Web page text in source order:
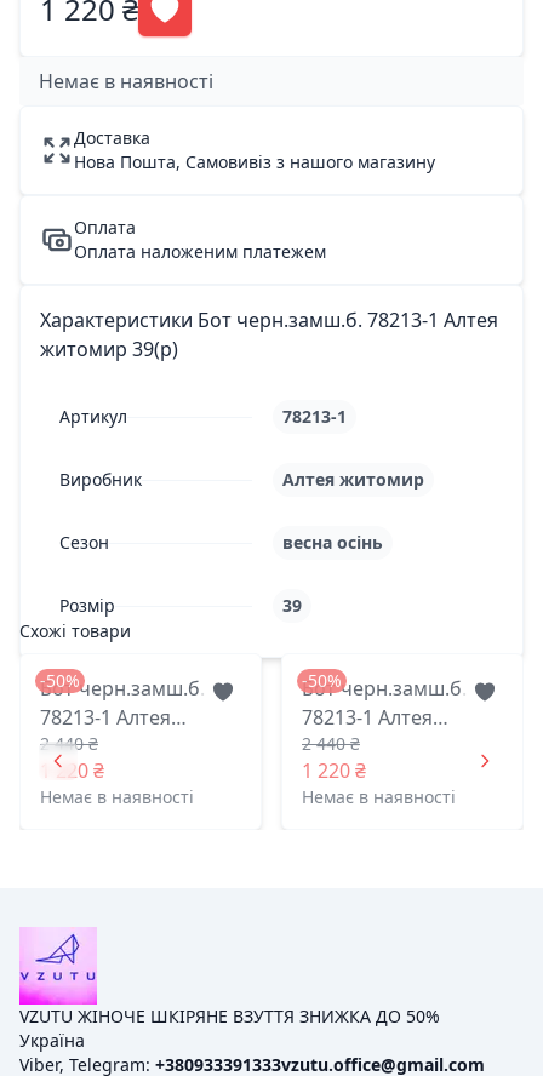
1 220 ₴
Немає в наявності
Доставка
Нова Пошта, Самовивіз з нашого магазину
Оплата
Оплата наложеним платежем
Характеристики Бот черн.замш.б. 78213-1 Алтея
житомир 39(р)
Артикул 78213-1
Виробник Алтея житомир
Сезон весна осінь
Розмір
39
Схожі товари
-50%
Бот черн.замш.б.
78213-1 Алтея
житомир 38(р)
2 440 ₴
1 220 ₴
Немає в наявності
-50%
Бот черн.замш.б.
78213-1 Алтея
житомир 40(р)
2 440 ₴
1 220 ₴
Немає в наявності
VZUTU ЖІНОЧЕ ШКІРЯНЕ ВЗУТТЯ ЗНИЖКА ДО 50%
Україна
Viber, Telegram: +380933391333vzutu.office@gmail.com